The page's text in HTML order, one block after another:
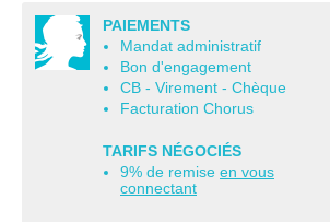
PAIEMENTS
Mandat administratif
Bon d'engagement
CB - Virement - Chèque
Facturation Chorus
TARIFS NÉGOCIÉS
9% de remise en vous
connectant